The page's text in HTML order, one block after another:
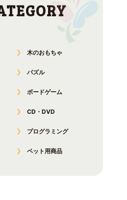
木のおもちゃ
パズル
ボードゲーム
CD・DVD
プログラミング
ペット用商品